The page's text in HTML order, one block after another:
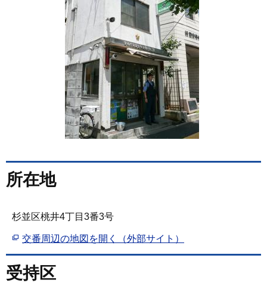
所在地
杉並区桃井4丁目3番3号
交番周辺の地図を開く（外部サイト）
受持区